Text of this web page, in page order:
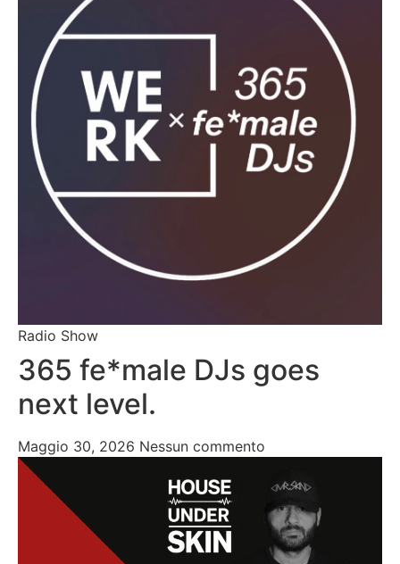
Radio Show
365 fe*male DJs goes
next level.
Maggio 30, 2026 Nessun commento